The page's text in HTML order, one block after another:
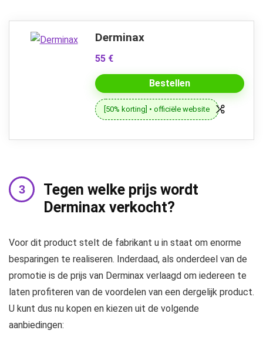
Derminax
55 €
Bestellen
[50% korting] • officiële website
Tegen welke prijs wordt
Derminax verkocht?
Voor dit product stelt de fabrikant u in staat om enorme
besparingen te realiseren. Inderdaad, als onderdeel van de
promotie is de prijs van Derminax verlaagd om iedereen te
laten profiteren van de voordelen van een dergelijk product.
U kunt dus nu kopen en kiezen uit de volgende
aanbiedingen: